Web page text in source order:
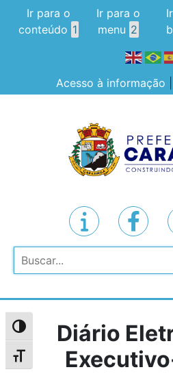
Alternar alto contraste
Alternar tamanho da fonte
Ir para o
conteúdo 1
Ir para o
menu 2
Acesso à informação
Pesquisar
Diário